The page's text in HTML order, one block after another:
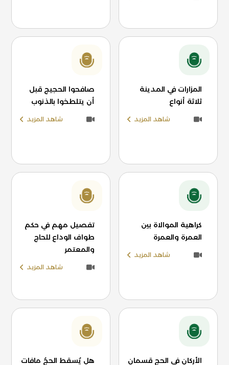
المزارات في المدينة
ثلاثة أنواع
شاهد المزيد
صافحوا الحجيج قبل
أن يتلطخوا بالذنوب
شاهد المزيد
كراهية الموالاة بين
العمرة والعمرة
شاهد المزيد
تفصيل مهم في حكم
طواف الوداع للحاج
والمعتمر
شاهد المزيد
الأركان في الحج قسمان هل يُسقط الحجُ مافات